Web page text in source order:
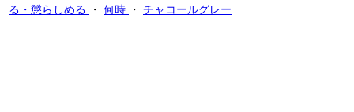
る・懲らしめる ・ 何時 ・ チャコールグレー